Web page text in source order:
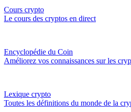
Cours crypto
Le cours des cryptos en direct
Encyclopédie du Coin
Améliorez vos connaissances sur les
Lexique crypto
Toutes les définitions du monde de la